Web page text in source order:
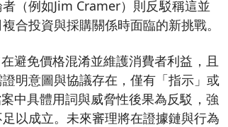
（例如Jim Cramer）則反駁稱這並
合投資與採購關係時面臨的新挑戰。
避免價格混淆並維護消費者利益，且
明意圖與協議存在，僅有「指示」或
中具體用詞與威脅性後果為反駁，強
以成立。未來審理將在證據鏈與行為